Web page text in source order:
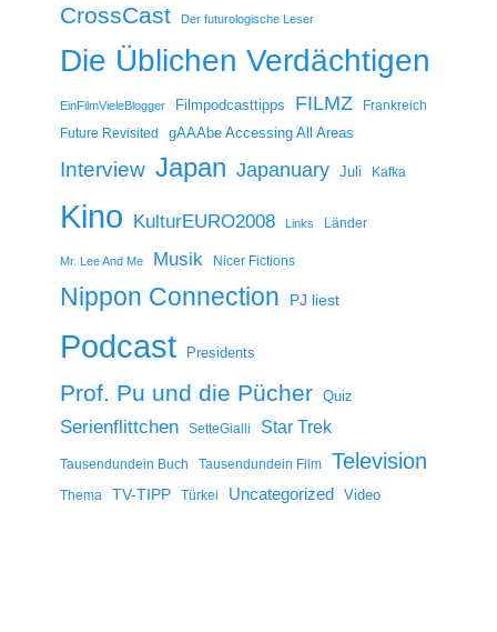
CrossCast Der futurologische Leser
Die Üblichen Verdächtigen
EinFilmVieleBlogger Filmpodcasttipps FILMZ
Frankreich
Future Revisited
gAAAbe Accessing All Areas
Interview Japan Japanuary Juli Kafka
Kino KulturEURO2008 Links Länder
Mr. Lee And Me Musik Nicer Fictions
Nippon Connection PJ liest
Podcast Presidents
Prof. Pu und die Pücher Quiz
Serienflittchen SetteGialli Star Trek
Tausendundein Buch Tausendundein Film Television
Thema TV-TIPP Türkei Uncategorized Video